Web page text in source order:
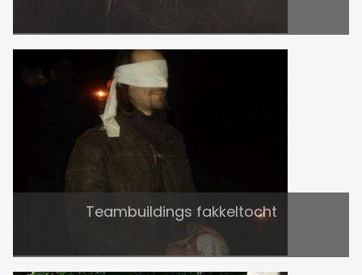
Teambuildings fakkeltocht